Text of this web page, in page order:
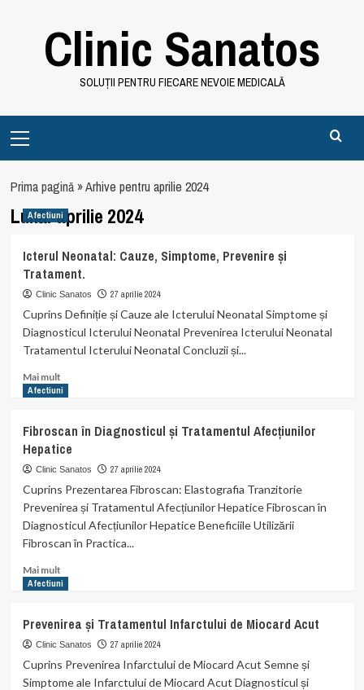
Clinic Sanatos
SOLUȚII PENTRU FIECARE NEVOIE MEDICALĂ
Menu
Prima pagină»Arhive pentru aprilie 2024
Lună:aprilie 2024
Afectiuni
Icterul Neonatal: Cauze, Simptome, Prevenire și
Tratament.
Clinic Sanatos 27 aprilie 2024
Cuprins Definiție și Cauze ale Icterului Neonatal Simptome și
Diagnosticul Icterului Neonatal Prevenirea Icterului Neonatal
Tratamentul Icterului Neonatal Concluzii și...
Mai multRead
more
Neonatal:
Cauze,
Simptome,
Prevenire
Tratament.
Afectiuni
Fibroscan în Diagnosticul și Tratamentul Afecțiunilor
Hepatice
Clinic Sanatos 27 aprilie 2024
Cuprins Prezentarea Fibroscan: Elastografia Tranzitorie
Prevenirea și Tratamentul Afecțiunilor Hepatice Fibroscan în
Diagnosticul Afecțiunilor Hepatice Beneficiile Utilizării
Fibroscan în Practica...
Mai multRead
more
în
Diagnosticul
și
Tratamentul
Afectiuni
Prevenirea și Tratamentul Infarctului de Miocard Acut
Clinic Sanatos 27 aprilie 2024
Cuprins Prevenirea Infarctului de Miocard Acut Semne și
Simptome ale Infarctului de Miocard Acut Diagnosticul și